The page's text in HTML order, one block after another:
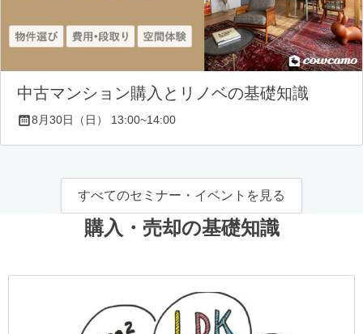
中古マンション購入とリノベの基礎知識
8月30日（日） 13:00~14:00
すべてのセミナー・イベントを見る
購入・売却の基礎知識